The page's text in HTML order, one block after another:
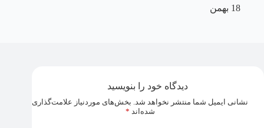
18 بهمن
دیدگاه خود را بنویسید
نشانی ایمیل شما منتشر نخواهد شد. بخش‌های موردنیاز علامت‌گذاری
شده‌اند *